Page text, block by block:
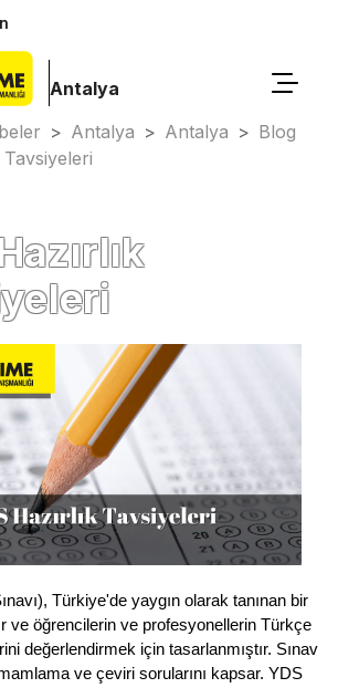
Antalya
> Antalya > Antalya > Blog
Tavsiyeleri
Türkiye'de yaygın olarak tanınan bir
ve öğrencilerin ve profesyonellerin Türkçe
değerlendirmek için tasarlanmıştır. Sınav
ve çeviri sorularını kapsar. YDS